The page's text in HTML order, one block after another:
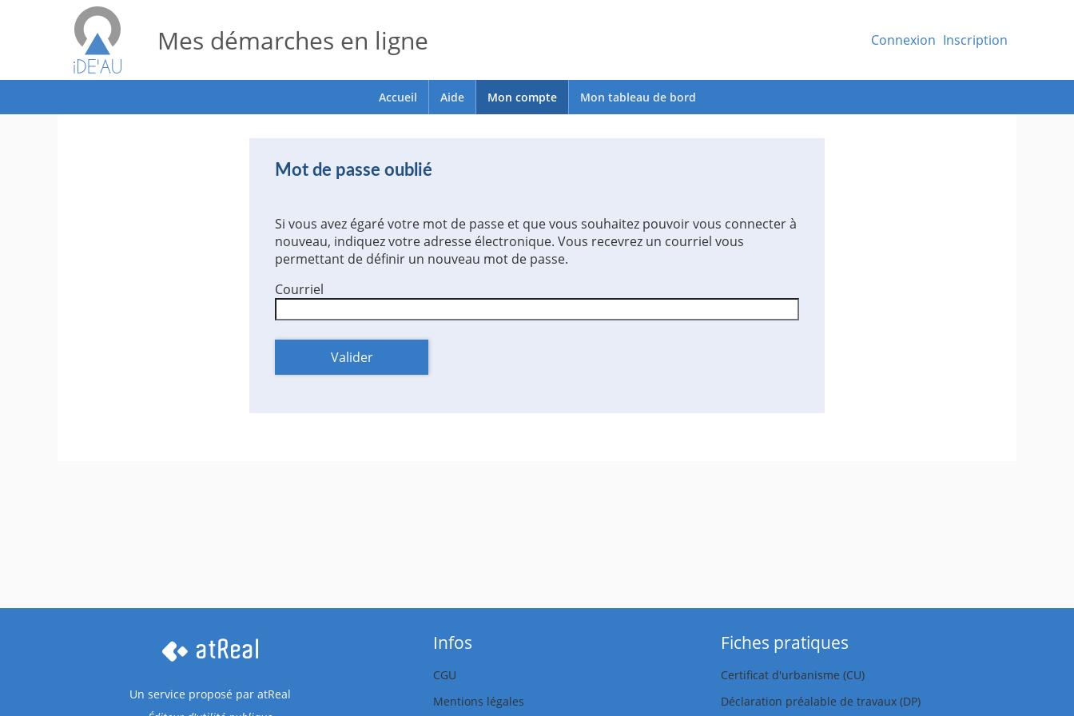
Mes démarches en ligne Connexion Inscription
Accueil Aide Mon compte Mon tableau de bord
Mot de passe oublié
Si vous avez égaré votre mot de passe et que vous souhaitez pouvoir vous connecter à
nouveau, indiquez votre adresse électronique. Vous recevrez un courriel vous
permettant de définir un nouveau mot de passe.
Courriel
Valider
Un service proposé paratReal
Infos
CGU
Mentions légales
Fiches pratiques
Certificat d'urbanisme (CU)
Déclaration préalable de travaux (DP)